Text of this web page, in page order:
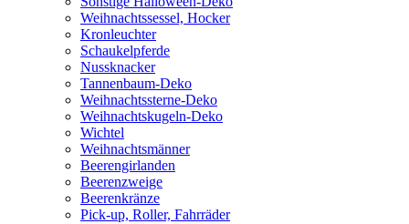
Weihnachtssessel, Hocker
Kronleuchter
Schaukelpferde
Nussknacker
Tannenbaum-Deko
Weihnachtssterne-Deko
Weihnachtskugeln-Deko
Wichtel
Weihnachtsmänner
Beerengirlanden
Beerenzweige
Beerenkränze
Pick-up, Roller, Fahrräder